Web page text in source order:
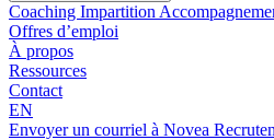
Coaching Impartition
Offres d’emploi
À propos
Ressources
Contact
EN
Envoyer un courriel à Novea